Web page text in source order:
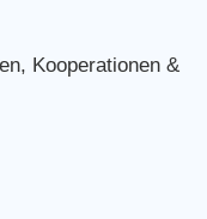
Kooperationen &